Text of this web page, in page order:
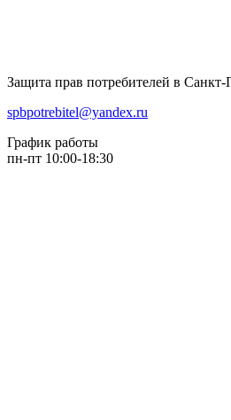
Защита прав потребителей в Санкт-
spbpotrebitel@yandex.ru
График работы
пн-пт 10:00-18:30